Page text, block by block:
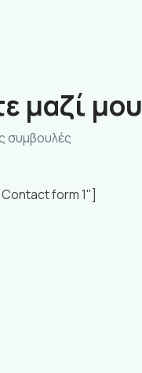
μαζί μου
συμβουλές
form 1"]